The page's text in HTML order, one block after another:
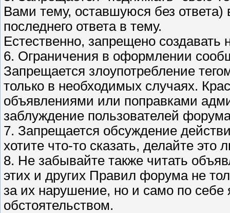
Вами тему, оставшуюся без
последнего ответа в тему.
Естественно, запрещено
6. Ограничения в оформлении
Запрещается злоупотребление
только в необходимых случаях.
объявлениями или поправками
заблуждение пользователей
7. Запрещается обсуждение
хотите что-то сказать, делайте это
8. Не забывайте также читать
этих и других Правил форума не
за их нарушение, но и само по
обстоятельством.